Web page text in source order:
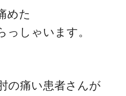
めた
っしゃいます。
の痛い患者さんが